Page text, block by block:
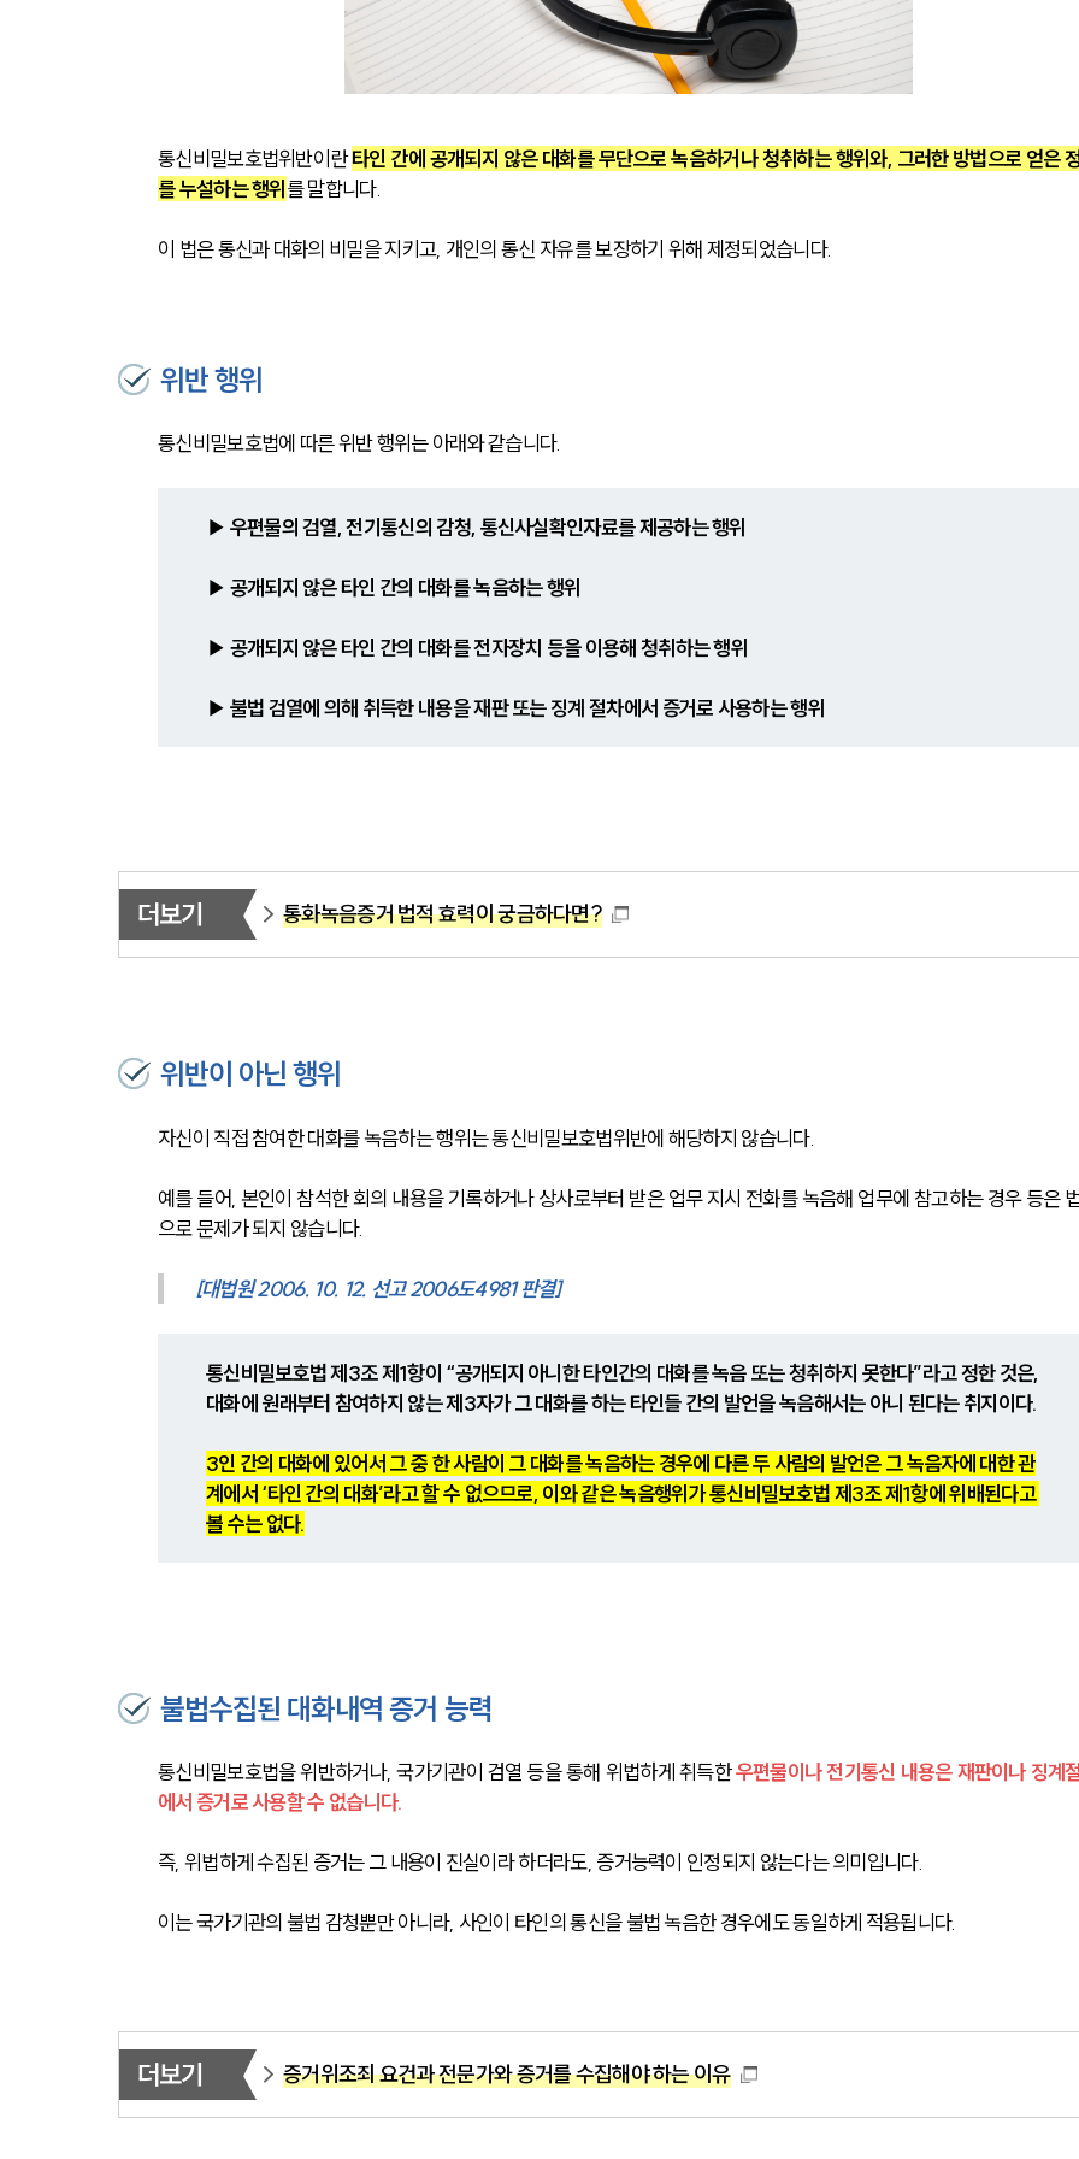
통신비밀보호법위반이란 타인 간에 공개되지 않은 대화를 무단으로 녹음하거나 청취하는 행위와, 그러한 방법으로 얻은
를 누설하는 행위 를 말합니다.
이 법은 통신과 대화의 비밀을 지키고, 개인의 통신 자유를 보장하기 위해 제정되었습니다.
위반 행위
통신비밀보호법에 따른 위반 행위는 아래와 같습니다.
▶ 우편물의 검열, 전기통신의 감청, 통신사실확인자료를 제공하는 행위
▶ 공개되지 않은 타인 간의 대화를 녹음하는 행위
▶ 공개되지 않은 타인 간의 대화를 전자장치 등을 이용해 청취하는 행위
▶ 불법 검열에 의해 취득한 내용을 재판 또는 징계 절차에서 증거로 사용하는 행위
더보기 통화녹음증거 법적 효력이 궁금하다면?
위반이 아닌 행위
자신이 직접 참여한 대화를 녹음하는 행위는 통신비밀보호법위반에 해당하지 않습니다.
예를 들어, 본인이 참석한 회의 내용을 기록하거나 상사로부터 받은 업무 지시 전화를 녹음해 업무에 참고하는 경우 등은
으로 문제가 되지 않습니다.
[대법원 2006. 10. 12. 선고 2006도4981 판결]
통신비밀보호법 제3조 제1항이 “공개되지 아니한 타인간의 대화를 녹음 또는 청취하지 못한다”라고 정한 것은,
대화에 원래부터 참여하지 않는 제3자가 그 대화를 하는 타인들 간의 발언을 녹음해서는 아니 된다는 취지이다.
3인 간의 대화에 있어서 그 중 한 사람이 그 대화를 녹음하는 경우에 다른 두 사람의 발언은 그 녹음자에 대한 관
계에서 ‘타인 간의 대화’라고 할 수 없으므로, 이와 같은 녹음행위가 통신비밀보호법 제3조 제1항에 위배된다고
볼 수는 없다.
불법수집된 대화내역 증거 능력
통신비밀보호법을 위반하거나, 국가기관이 검열 등을 통해 위법하게 취득한 우편물이나 전기통신 내용은 재판이나 징계
에서 증거로 사용할 수 없습니다.
즉, 위법하게 수집된 증거는 그 내용이 진실이라 하더라도, 증거능력이 인정되지 않는다는 의미입니다.
이는 국가기관의 불법 감청뿐만 아니라, 사인이 타인의 통신을 불법 녹음한 경우에도 동일하게 적용됩니다.
더보기 증거위조죄 요건과 전문가와 증거를 수집해야 하는 이유